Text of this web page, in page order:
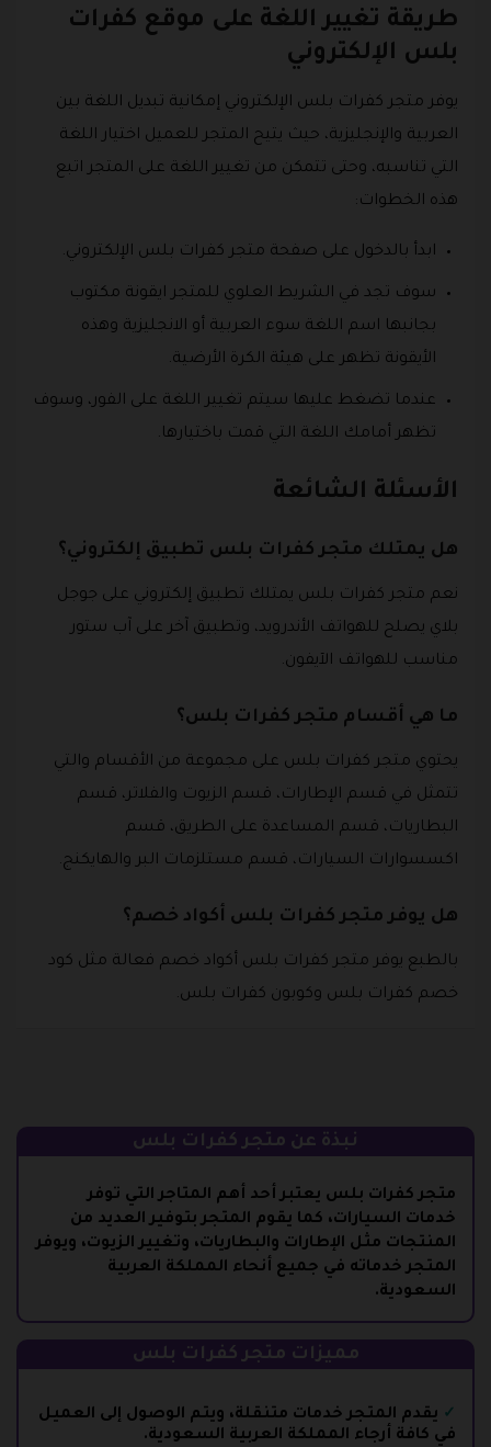
طريقة تغيير اللغة على موقع كفرات
بلس الإلكتروني
يوفر متجر كفرات بلس الإلكتروني إمكانية تبديل اللغة بين
العربية والإنجليزية، حيث يتيح المتجر للعميل اختيار اللغة
التي تناسبه، وحتى تتمكن من تغيير اللغة على المتجر اتبع
هذه الخطوات:
ابدأ بالدخول على صفحة متجر كفرات بلس الإلكتروني.
سوف تجد في الشريط العلوي للمتجر ايقونة مكتوب
بجانبها اسم اللغة سوء العربية أو الانجليزية وهذه
الأيقونة تظهر على هيئة الكرة الأرضية.
عندما تضغط عليها سيتم تغيير اللغة على الفور، وسوف
تظهر أمامك اللغة التي قمت باختيارها.
الأسئلة الشائعة
هل يمتلك متجر كفرات بلس تطبيق إلكتروني؟
نعم متجر كفرات بلس يمتلك تطبيق إلكتروني على جوجل
بلاي يصلح للهواتف الأندرويد، وتطبيق آخر على آب ستور
مناسب للهواتف الآيفون.
ما هي أقسام متجر كفرات بلس؟
يحتوي متجر كفرات بلس على مجموعة من الأقسام والتي
تتمثل في قسم الإطارات، قسم الزيوت والفلاتر، قسم
البطاريات، قسم المساعدة على الطريق، قسم
اكسسوارات السيارات، قسم مستلزمات البر والهايكنج.
هل يوفر متجر كفرات بلس أكواد خصم؟
بالطبع يوفر متجر كفرات بلس أكواد خصم فعالة مثل كود
خصم كفرات بلس وكوبون كفرات بلس.
نبذة عن متجر كفرات بلس
متجر كفرات بلس يعتبر أحد أهم المتاجر التي توفر
خدمات السيارات، كما يقوم المتجر بتوفير العديد من
المنتجات مثل الإطارات والبطاريات، وتغيير الزيوت، ويوفر
المتجر خدماته في جميع أنحاء المملكة العربية
السعودية.
مميزات متجر كفرات بلس
يقدم المتجر خدمات متنقلة، ويتم الوصول إلى العميل
في كافة أرجاء المملكة العربية السعودية.